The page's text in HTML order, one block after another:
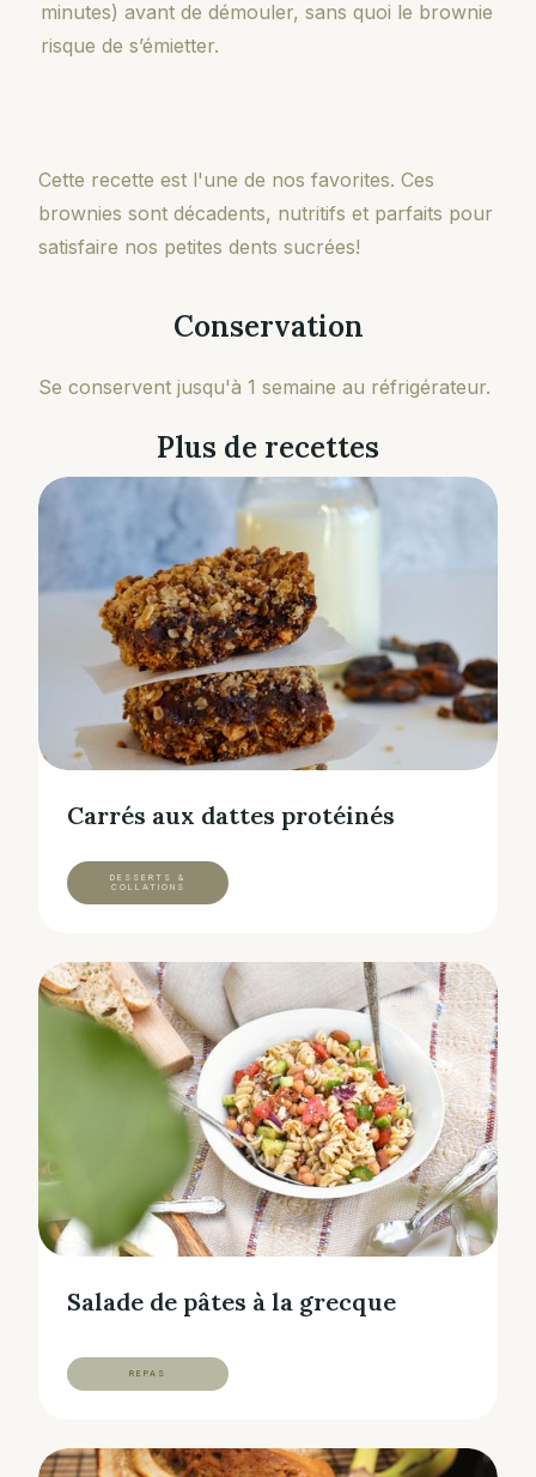
minutes) avant de démouler, sans quoi le brownie
risque de s’émietter.
Cette recette est l'une de nos favorites. Ces
brownies sont décadents, nutritifs et parfaits pour
satisfaire nos petites dents sucrées!
Conservation
Se conservent jusqu'à 1 semaine au réfrigérateur.
Plus de recettes
Carrés aux dattes protéinés
DESSERTS &
COLLATIONS
Salade de pâtes à la grecque
REPAS